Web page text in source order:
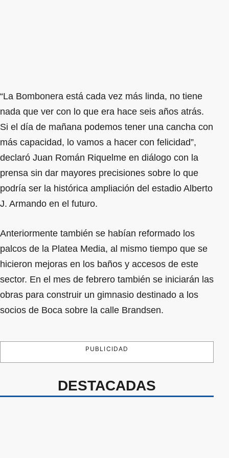
“La Bombonera está cada vez más linda, no tiene
nada que ver con lo que era hace seis años atrás.
Si el día de mañana podemos tener una cancha con
más capacidad, lo vamos a hacer con felicidad”,
declaró Juan Román Riquelme en diálogo con la
prensa sin dar mayores precisiones sobre lo que
podría ser la histórica ampliación del estadio Alberto
J. Armando en el futuro.
Anteriormente también se habían reformado los
palcos de la Platea Media, al mismo tiempo que se
hicieron mejoras en los baños y accesos de este
sector. En el mes de febrero también se iniciarán las
obras para construir un gimnasio destinado a los
socios de Boca sobre la calle Brandsen.
PUBLICIDAD
DESTACADAS